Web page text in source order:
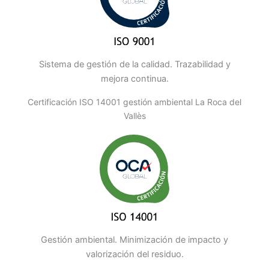
Sistema de gestión de la calidad. Trazabilidad y
mejora continua.
Certificación ISO 14001 gestión ambiental La Roca del
Vallès
Gestión ambiental. Minimización de impacto y
valorización del residuo.